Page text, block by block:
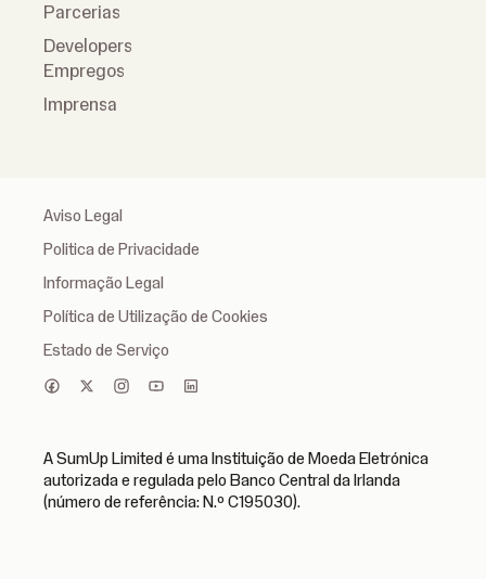
Parcerias
Developers
Empregos
Imprensa
Aviso Legal
Politica de Privacidade
Informação Legal
Política de Utilização de Cookies
Estado de Serviço
A SumUp Limited é uma Instituição de Moeda Eletrónica
autorizada e regulada pelo Banco Central da Irlanda
(número de referência: N.º C195030).